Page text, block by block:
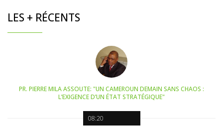
LES + RÉCENTS
08:20
PR. PIERRE MILA ASSOUTE: "UN CAMEROUN DEMAIN SANS CHAOS :
L’EXIGENCE D’UN ÉTAT STRATÉGIQUE"